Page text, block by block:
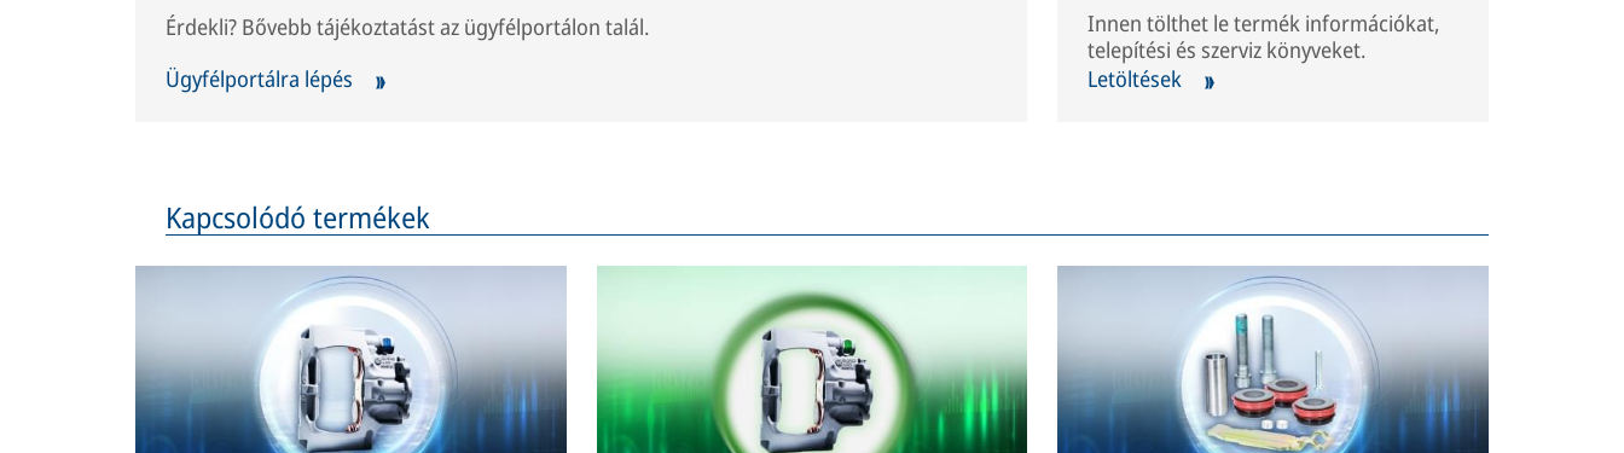
Érdekli? Bővebb tájékoztatást az ügyfélportálon talál.
Ügyfélportálra lépés
Innen tölthet le termék információkat,
telepítési és szerviz könyveket.
Letöltések
Kapcsolódó termékek